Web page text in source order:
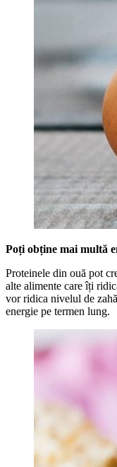
Poți obține mai multă
Proteinele din ouă pot
alte alimente care îți
vor ridica nivelul de
energie pe termen lung.